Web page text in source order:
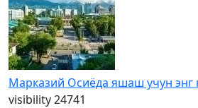
Марказий Осиёда яшаш учун энг
visibility24741